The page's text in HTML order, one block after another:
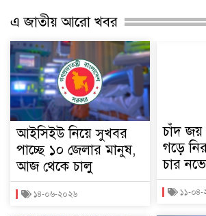
এ জাতীয় আরো খবর
আইসিইউ নিয়ে সুখবর
পাচ্ছে ১০ জেলার মানুষ,
আজ থেকে চালু
১৪-০৬-২০২৬
চাঁদ জয়
গড়ে
চার
১১-